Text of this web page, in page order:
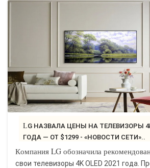
LG НАЗВАЛА ЦЕНЫ НА ТЕЛЕВИЗОРЫ 4K OLED 2021
ГОДА — ОТ $1299 - «НОВОСТИ СЕТИ»..
Компания LG обозначила
свои телевизоры 4K OLED 2021 года.